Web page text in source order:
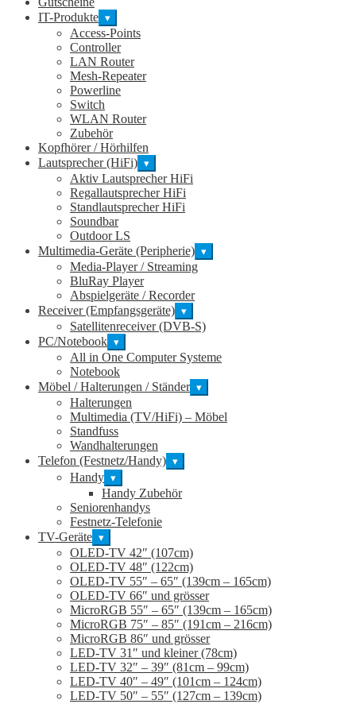
IT-Produkte ▾
Access-Points
Controller
LAN Router
Mesh-Repeater
Powerline
Switch
WLAN Router
Zubehör
Kopfhörer / Hörhilfen
Lautsprecher (HiFi) ▾
Aktiv Lautsprecher HiFi
Regallautsprecher HiFi
Standlautsprecher HiFi
Soundbar
Outdoor LS
Multimedia-Geräte (Peripherie) ▾
Media-Player / Streaming
BluRay Player
Abspielgeräte / Recorder
Receiver (Empfangsgeräte) ▾
Satellitenreceiver (DVB-S)
PC/Notebook ▾
All in One Computer Systeme
Notebook
Möbel / Halterungen / Ständer ▾
Halterungen
Multimedia (TV/HiFi) – Möbel
Standfuss
Wandhalterungen
Telefon (Festnetz/Handy) ▾
Handy ▾
Handy Zubehör
Seniorenhandys
Festnetz-Telefonie
TV-Geräte ▾
OLED-TV 42″ (107cm)
OLED-TV 48″ (122cm)
OLED-TV 55″ – 65″ (139cm – 165cm)
OLED-TV 66″ und grösser
MicroRGB 55″ – 65″ (139cm – 165cm)
MicroRGB 75″ – 85″ (191cm – 216cm)
MicroRGB 86″ und grösser
LED-TV 31″ und kleiner (78cm)
LED-TV 32″ – 39″ (81cm – 99cm)
LED-TV 40″ – 49″ (101cm – 124cm)
LED-TV 50″ – 55″ (127cm – 139cm)